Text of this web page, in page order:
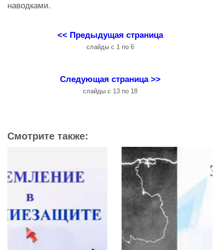
наводками.
<< Предыдущая страница
слайды с 1 по 6
Следующая страница >>
слайды с 13 по 18
Смотрите также: